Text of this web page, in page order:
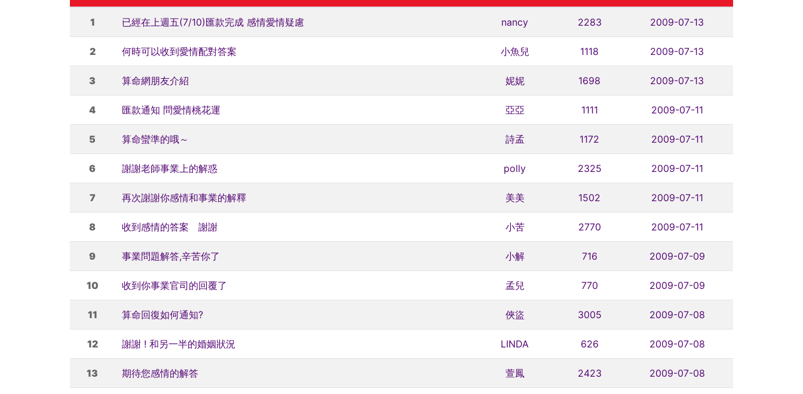
1 已經在上週五(7/10)匯款完成 感情愛情疑慮 nancy 2283 2009-07-13
2 何時可以收到愛情配對答案 小魚兒 1118 2009-07-13
3 算命網朋友介紹 妮妮 1698 2009-07-13
4 匯款通知 問愛情桃花運 亞亞 1111 2009-07-11
5 算命蠻準的哦～ 詩孟 1172 2009-07-11
6 謝謝老師事業上的解惑 polly 2325 2009-07-11
7 再次謝謝你感情和事業的解釋 美美 1502 2009-07-11
8 收到感情的答案 謝謝 小苦 2770 2009-07-11
9 事業問題解答,辛苦你了 小解 716 2009-07-09
10 收到你事業官司的回覆了 孟兒 770 2009-07-09
11 算命回復如何通知? 俠盜 3005 2009-07-08
12 謝謝 ! 和另一半的婚姻狀況 LINDA 626 2009-07-08
13 期待您感情的解答 萱鳳 2423 2009-07-08